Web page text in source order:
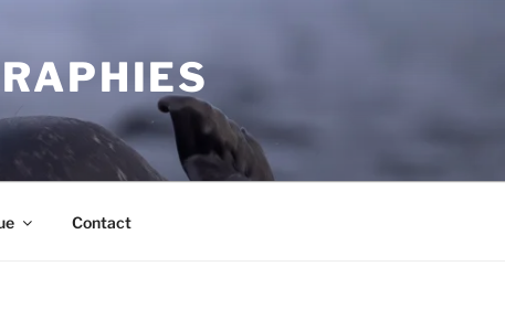
Contact